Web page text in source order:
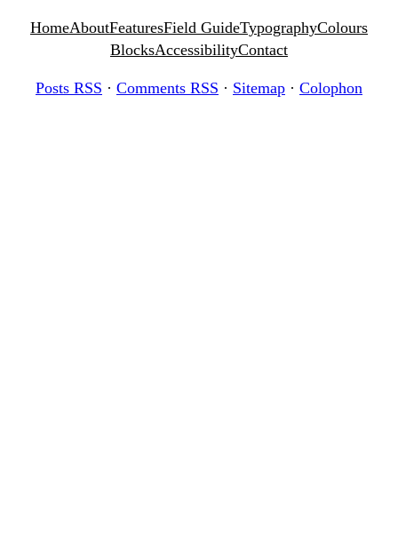
HomeAboutFeaturesField GuideTypographyColours
BlocksAccessibilityContact
Posts RSS · Comments RSS · Sitemap · Colophon